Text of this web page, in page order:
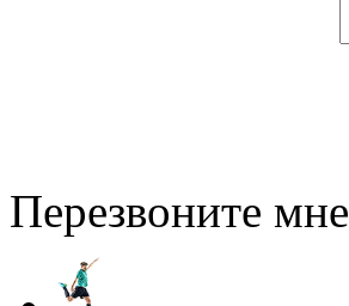
Перезвоните мне